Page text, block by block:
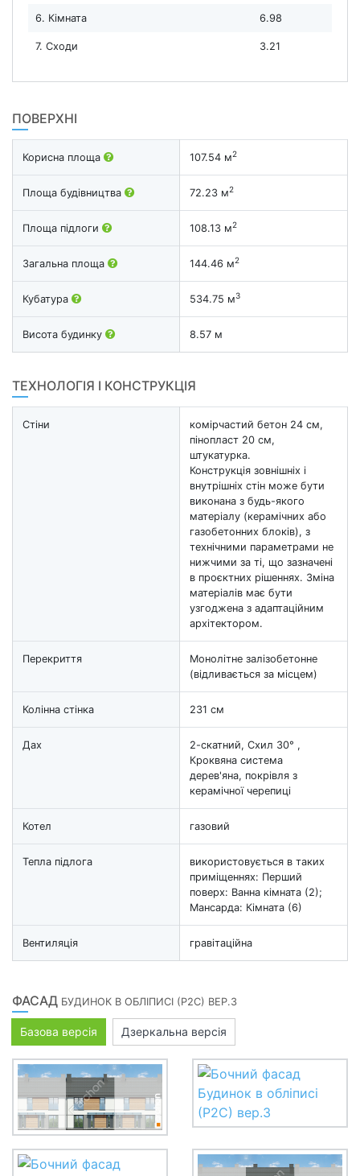
6. Кімната 6.98
7. Сходи 3.21
ПОВЕРХНІ
Корисна площа 107.54 м2
Площа будівництва 72.23 м2
Площа підлоги 108.13 м2
Загальна площа 144.46 м2
Кубатура 534.75 м3
Висота будинку 8.57 м
ТЕХНОЛОГІЯ І КОНСТРУКЦІЯ
Стіни
комірчастий бетон 24 см,
пінопласт 20 см,
штукатурка.
Конструкція зовнішніх і
внутрішніх стін може бути
виконана з будь-якого
матеріалу (керамічних або
газобетонних блоків), з
технічними параметрами не
нижчими за ті, що зазначені
в проєктних рішеннях. Зміна
матеріалів має бути
узгоджена з адаптаційним
архітектором.
Перекриття
Монолітне залізобетонне
(відливається за місцем)
Колінна стінка 231 см
Дах
2-скатний, Схил 30° ,
Кроквяна система
дерев'яна, покрівля з
керамічної черепиці
Котел газовий
Тепла підлога
використовується в таких
приміщеннях: Перший
поверх: Ванна кімната (2);
Мансарда: Кімната (6)
Вентиляція гравітаційна
ФАСАД БУДИНОК В ОБЛІПИСІ (Р2С) ВЕР.3
Базова версія Дзеркальна версія